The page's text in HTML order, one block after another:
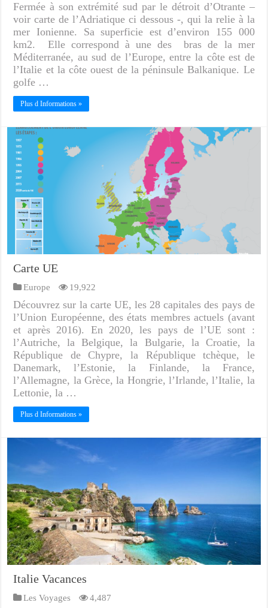
Fermée à son extrémité sud par le détroit d’Otrante –
voir carte de l’Adriatique ci dessous -, qui la relie à la
mer Ionienne. Sa superficie est d’environ 155 000
km2. Elle correspond à une des bras de la mer
Méditerranée, au sud de l’Europe, entre la côte est de
l’Italie et la côte ouest de la péninsule Balkanique. Le
golfe …
Plus d Informations »
Carte UE
Europe 19,922
Découvrez sur la carte UE, les 28 capitales des pays de
l’Union Européenne, des états membres actuels (avant
et après 2016). En 2020, les pays de l’UE sont :
l’Autriche, la Belgique, la Bulgarie, la Croatie, la
République de Chypre, la République tchèque, le
Danemark, l’Estonie, la Finlande, la France,
l’Allemagne, la Grèce, la Hongrie, l’Irlande, l’Italie, la
Lettonie, la …
Plus d Informations »
Italie Vacances
Les Voyages 4,487